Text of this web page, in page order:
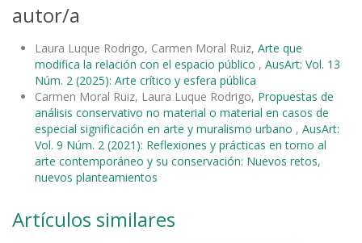
autor/a
Laura Luque Rodrigo, Carmen Moral Ruiz, Arte que
modifica la relación con el espacio público , AusArt: Vol. 13
Núm. 2 (2025): Arte crítico y esfera pública
Carmen Moral Ruiz, Laura Luque Rodrigo, Propuestas de
análisis conservativo no material o material en casos de
especial significación en arte y muralismo urbano , AusArt:
Vol. 9 Núm. 2 (2021): Reflexiones y prácticas en torno al
arte contemporáneo y su conservación: Nuevos retos,
nuevos planteamientos
Artículos similares